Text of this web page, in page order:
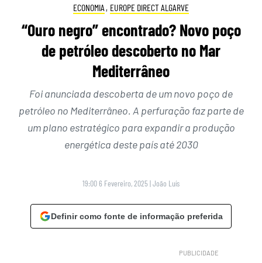
ECONOMIA , EUROPE DIRECT ALGARVE
“Ouro negro” encontrado? Novo poço
de petróleo descoberto no Mar
Mediterrâneo
Foi anunciada descoberta de um novo poço de
petróleo no Mediterrâneo. A perfuração faz parte de
um plano estratégico para expandir a produção
energética deste país até 2030
19:00 6 Fevereiro, 2025 |João Luís
Definir como fonte de informação preferida